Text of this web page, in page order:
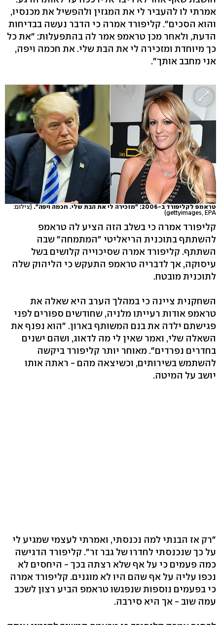
אמרתי לו להעביר לי את המגזין ולהפשיל את מכנסיו,
והוא הסכים". קליפורד אמרה כי הדבר נעשה בבדיחות
הדעת, ולאחר מכן טראמפ אמר לה בהתפעלות: "את כל
כך מיוחדת ומזכירה לי את הבת שלי. את חכמה ויפה,
אני מחבב אותך".
טראמפ לקליפורד ב-2006: "מזכירה לי את הבת שלי. חכמה ויפה".
(צילום:
gettyimages, EPA)
קליפורד אמרה כי בשלב הזה הציע לה טראמפ
להשתתף בתוכנית הריאליטי "המתמחה" שבה
השתתף. קליפורד אמרה שסיכוייה קלושים בשל
עיסוקה, אך לדבריה טראמפ התעקש כי הליהוק שלה
לתוכנית מובטח.
השחקנית ציינה כי במהלך הערב היא שאלה את
טראמפ אודות רעייתו מלניה, שחודשים ספורים לפני
פגישתם ילדה את בנם המשותף בארון. "הוא נפנף את
השאלה שלי, ואמר שאין לי מה לדאוג, ושהם ישנים
בחדרים נפרדים". מאוחר יותר קליפורד ביקשה
להשתמש בשירותים, וכשיצאה מהם - ראתה אותו
יושב על המיטה.
"רק אז הבנתי למה נכנסתי, ואמרתי לעצמי שמגיע לי
על כך שנכנסתי לחדרו של גבר זר". קליפורד הדגישה
כמה פעמים כי על אף שלא רצתה בכך - היחסים לא
נכפו עליה על אף שהם היו לא מוגנים. קליפורד אמרה
כי בפעמים נוספות שנפגשו טראמפ הביע רצון לשכב
עמה שוב - אך היא סירבה.